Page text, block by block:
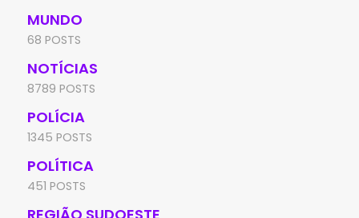
MUNDO
68 POSTS
NOTÍCIAS
8789 POSTS
POLÍCIA
1345 POSTS
POLÍTICA
451 POSTS